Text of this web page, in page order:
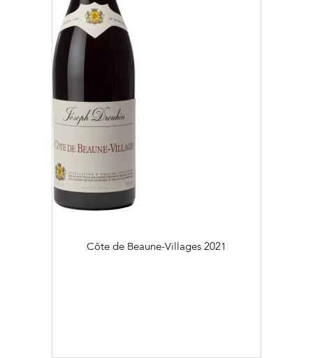
Côte de Beaune-Villages 2021